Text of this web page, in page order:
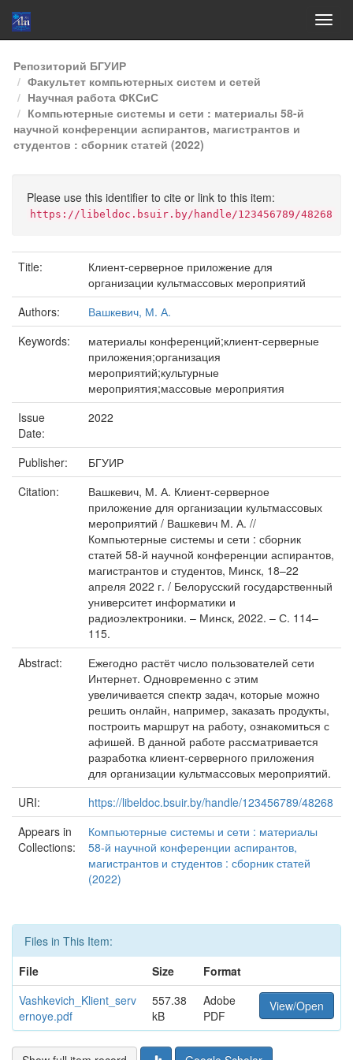
Skip
navigation
Репозиторий БГУИР
Факультет компьютерных систем и сетей
Научная работа ФКСиС
Компьютерные системы и сети : материалы 58-й
научной конференции аспирантов, магистрантов и
студентов : сборник статей (2022)
Please use this identifier to cite or link to this item:
https://libeldoc.bsuir.by/handle/123456789/48268
Title:
Клиент-серверное приложение для
организации культмассовых мероприятий
Authors:
Вашкевич, М. А.
Keywords:
материалы конференций;клиент-серверные
приложения;организация
мероприятий;культурные
мероприятия;массовые мероприятия
Issue
Date:
2022
Publisher:
БГУИР
Citation:
Вашкевич, М. А. Клиент-серверное
приложение для организации культмассовых
мероприятий / Вашкевич М. А. //
Компьютерные системы и сети : сборник
статей 58-й научной конференции аспирантов,
магистрантов и студентов, Минск, 18–22
апреля 2022 г. / Белорусский государственный
университет информатики и
радиоэлектроники. – Минск, 2022. – С. 114–
115.
Abstract:
Ежегодно растёт число пользователей сети
Интернет. Одновременно с этим
увеличивается спектр задач, которые можно
решить онлайн, например, заказать продукты,
построить маршрут на работу, ознакомиться с
афишей. В данной работе рассматривается
разработка клиент-серверного приложения
для организации культмассовых мероприятий.
URI:
https://libeldoc.bsuir.by/handle/123456789/48268
Appears in
Collections:
Компьютерные системы и сети : материалы
58-й научной конференции аспирантов,
магистрантов и студентов : сборник статей
(2022)
Files in This Item:
File
Size
Format
Vashkevich_Klient_serv
ernoye.pdf
557.38
kB
Adobe
PDF
View/Open